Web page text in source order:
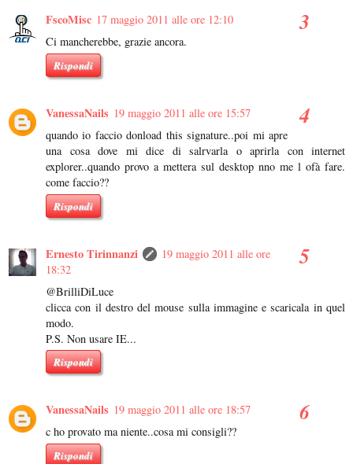
FscoMisc 17 maggio 2011 alle ore 12:10
Ci mancherebbe, grazie ancora.
Rispondi
VanessaNails 19 maggio 2011 alle ore 15:57
quando io faccio donload this signature..poi mi apre
una cosa dove mi dice di salrvarla o aprirla con internet
explorer..quando provo a mettera sul desktop nno me l ofà fare.
come faccio??
Rispondi
Ernesto Tirinnanzi
19 maggio 2011 alle ore
18:32
@BrilliDiLuce
clicca con il destro del mouse sulla immagine e scaricala in quel
modo.
P.S. Non usare IE...
Rispondi
VanessaNails 19 maggio 2011 alle ore 18:57
c ho provato ma niente..cosa mi consigli??
Rispondi